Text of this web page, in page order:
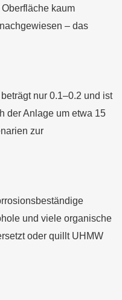
kaum
– das
nur 0.1–0.2 und ist
der Anlage um etwa 15
zur
und viele organische
oder quillt UHMW